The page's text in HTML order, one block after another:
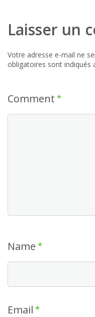
Laisser un
Votre adresse e-mail ne
obligatoires sont indiqués
Comment *
Name *
Email *